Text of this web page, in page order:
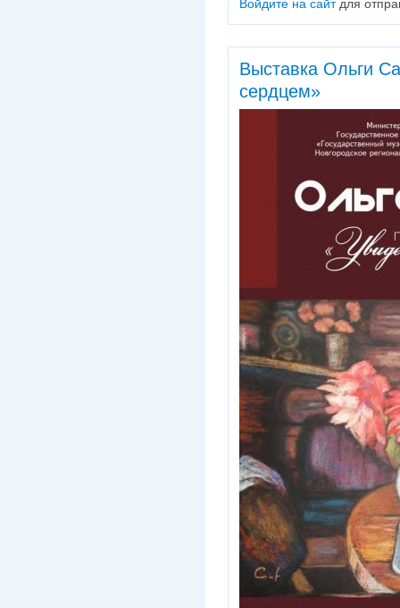
Войдите на сайтдля
Выставка Ольги
сердцем»